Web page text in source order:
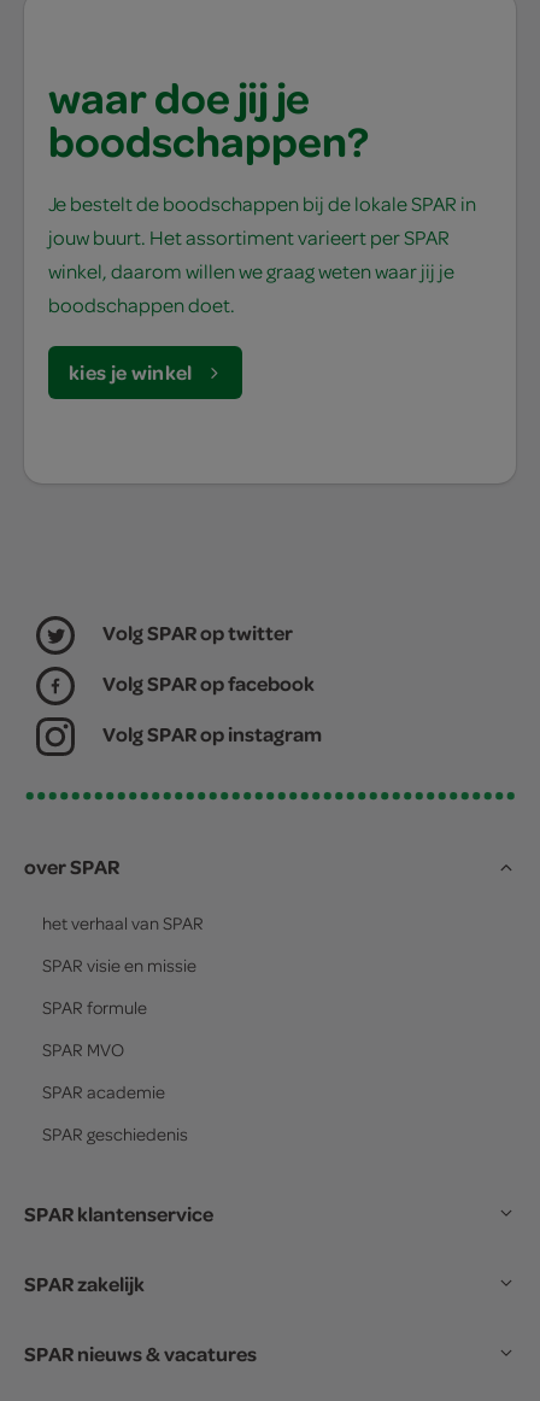
waar doe jij je
boodschappen?
Je bestelt de boodschappen bij de lokale SPAR in
jouw buurt. Het assortiment varieert per SPAR
winkel, daarom willen we graag weten waar jij je
boodschappen doet.
kies je winkel
Volg SPAR op twitter
Volg SPAR op facebook
Volg SPAR op instagram
over SPAR
het verhaal van SPAR
SPAR visie en missie
SPAR formule
SPAR MVO
SPAR academie
SPAR geschiedenis
SPAR klantenservice
SPAR zakelijk
SPAR nieuws & vacatures